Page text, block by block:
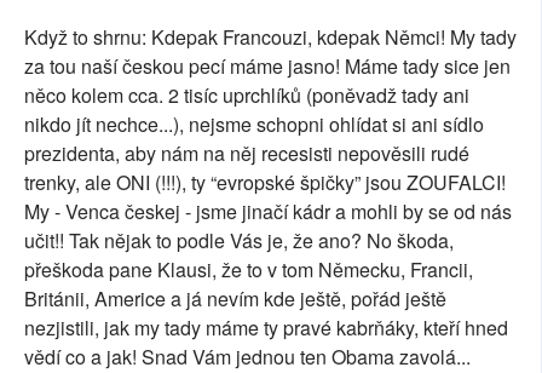
Když to shrnu: Kdepak Francouzi, kdepak Němci! My tady
za tou naší českou pecí máme jasno! Máme tady sice jen
něco kolem cca. 2 tisíc uprchlíků (poněvadž tady ani
nikdo jít nechce...), nejsme schopni ohlídat si ani sídlo
prezidenta, aby nám na něj recesisti nepověsili rudé
trenky, ale ONI (!!!), ty “evropské špičky” jsou ZOUFALCI!
My - Venca českej - jsme jinačí kádr a mohli by se od nás
učit!! Tak nějak to podle Vás je, že ano? No škoda,
přeškoda pane Klausi, že to v tom Německu, Francii,
Británii, Americe a já nevím kde ještě, pořád ještě
nezjistili, jak my tady máme ty pravé kabrňáky, kteří hned
vědí co a jak! Snad Vám jednou ten Obama zavolá...